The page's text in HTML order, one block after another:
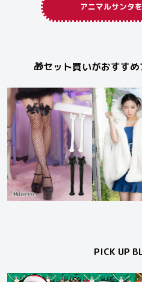
アニマルサンタ
🎁セット買いがおすす
PICK UP